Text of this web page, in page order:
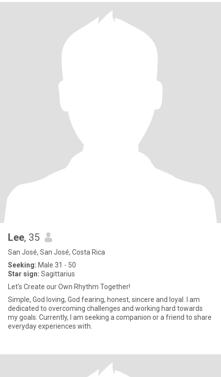
Lee, 35
San José, San José, Costa Rica
Seeking: Male 31 - 50
Star sign: Sagittarius
Let's Create our Own Rhythm Together!
Simple, God loving, God fearing, honest, sincere and loyal. I am
dedicated to overcoming challenges and working hard towards
my goals. Currently, I am seeking a companion or a friend to share
everyday experiences with.